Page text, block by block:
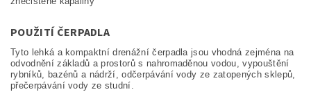
POUŽITÍ ČERPADLA
Tyto lehká a kompaktní drenážní čerpadla jsou vhodná zejména na
odvodnění základů a prostorů s nahromaděnou vodou, vypouštění
rybníků, bazénů a nádrží, odčerpávání vody ze zatopených sklepů,
přečerpávání vody ze studní.